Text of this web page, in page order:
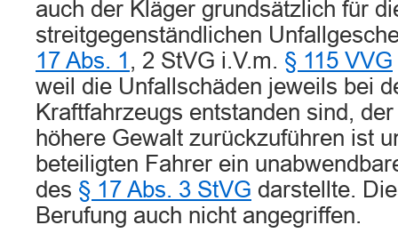
auch der Kläger grundsätzlich für
streitgegenständlichen
17 Abs. 1 , 2 StVG i.V.m. § 115 VVG
weil die Unfallschäden jeweils bei
Kraftfahrzeugs entstanden sind,
höhere Gewalt zurückzuführen ist
beteiligten Fahrer ein
des § 17 Abs. 3 StVG darstellte.
Berufung auch nicht angegriffen.